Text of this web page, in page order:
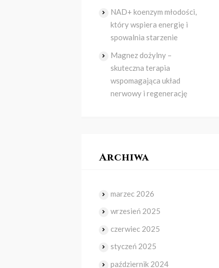
NAD+ koenzym młodości,
który wspiera energię i
spowalnia starzenie
Magnez dożylny –
skuteczna terapia
wspomagająca układ
nerwowy i regenerację
Archiwa
marzec 2026
wrzesień 2025
czerwiec 2025
styczeń 2025
październik 2024